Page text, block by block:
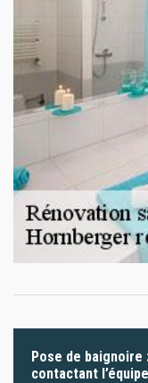
Pose de
contactant